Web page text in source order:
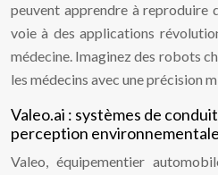
peuvent apprendre à reproduire
voie à des applications
médecine. Imaginez des robots
les médecins avec une précision
Valeo.ai : systèmes de
perception environnementale
Valeo, équipementier